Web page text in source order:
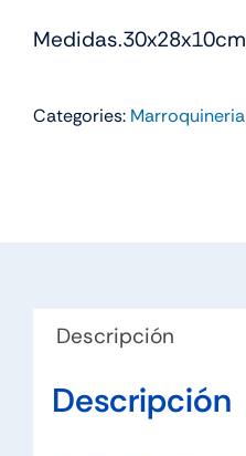
Medidas.30x28x10cm
Categories: Marroquineria
Descripción
Descripción